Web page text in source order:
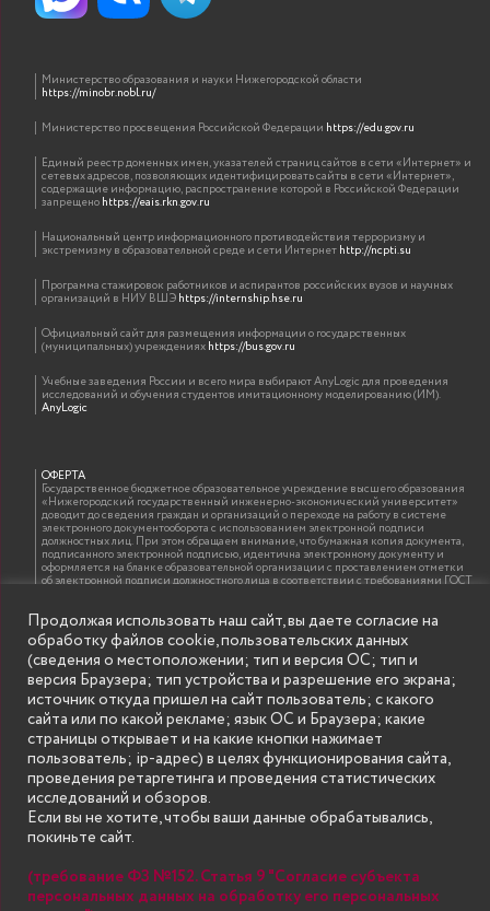
Министерство образования и науки Нижегородской области
https://minobr.nobl.ru/
Министерство просвещения Российской Федерации https://edu.gov.ru
Единый реестр доменных имен, указателей страниц сайтов в сети «Интернет» и
сетевых адресов, позволяющих идентифицировать сайты в сети «Интернет»,
содержащие информацию, распространение которой в Российской Федерации
запрещеноhttps://eais.rkn.gov.ru
Национальный центр информационного противодействия терроризму и
экстремизму в образовательной среде и сети Интернетhttp://ncpti.su
Программа стажировок работников и аспирантов российских вузов и научных
организаций в НИУ ВШЭhttps://internship.hse.ru
Официальный сайт для размещения информации о государственных
(муниципальных) учрежденияхhttps://bus.gov.ru
Учебные заведения России и всего мира выбирают AnyLogic для проведения
исследований и обучения студентов имитационному моделированию (ИМ).
AnyLogic
ОФЕРТА
Государственное бюджетное образовательное учреждение высшего образования
«Нижегородский государственный инженерно-экономический университет»
доводит до сведения граждан и организаций о переходе на работу в системе
электронного документооборота с использованием электронной подписи
должностных лиц. При этом обращаем внимание, что бумажная копия документа,
подписанного электронной подписью, идентична электронному документу и
оформляется на бланке образовательной организации с проставлением отметки
об электронной подписи должностного лица в соответствии с требованиями ГОСТ
ИНФОРМАЦИЯ ДЛЯ ПРАВООБЛАДАТЕЛЕЙ
Все права на аудио и видео материалы, представленные на нашем сайте
принадлежат их законным владельцам и предназначены только для ознакомления.
Наличие материалов на сайте никаким образом не претендует на обозначение
нашего авторского права на данные материалы. Авторы не несут ответственности
за возможные последствия использования их в целях, запрещенных Уголовным
Кодексом Российской Федерации. Если вы соглашаетесь с указанными
условиями, то можете приступить к просмотру материалов. Иначе вы должны
немедленно покинуть сайт. Все материалы, размещенные на сайте, взяты с
открытых (общедоступных) источников. Если Вы являетесь правообладателем
какого-либо материала, размещённого на этом сайте, и не хотели бы чтобы данная
информация распространялась без Вашего на то согласия, то мы будем рады
оказать Вам содействие, удалив соответствующие страницы. Для этого достаточно,
чтобы вы прислали нам письмо (в электронном виде) с E-mail официального
страницы сайта, которые необходимо удалить.
Продолжая использовать наш сайт, вы даете согласие на
обработку файлов cookie, пользовательских данных
(сведения о местоположении; тип и версия ОС; тип и
версия Браузера; тип устройства и разрешение его экрана;
источник откуда пришел на сайт пользователь; с какого
сайта или по какой рекламе; язык ОС и Браузера; какие
страницы открывает и на какие кнопки нажимает
пользователь; ip-адрес) в целях функционирования сайта,
проведения ретаргетинга и проведения статистических
исследований и обзоров.
Если вы не хотите, чтобы ваши данные обрабатывались,
покиньте сайт.
(требование ФЗ №152. Статья 9 "Согласие субъекта
персональных данных на обработку его персональных